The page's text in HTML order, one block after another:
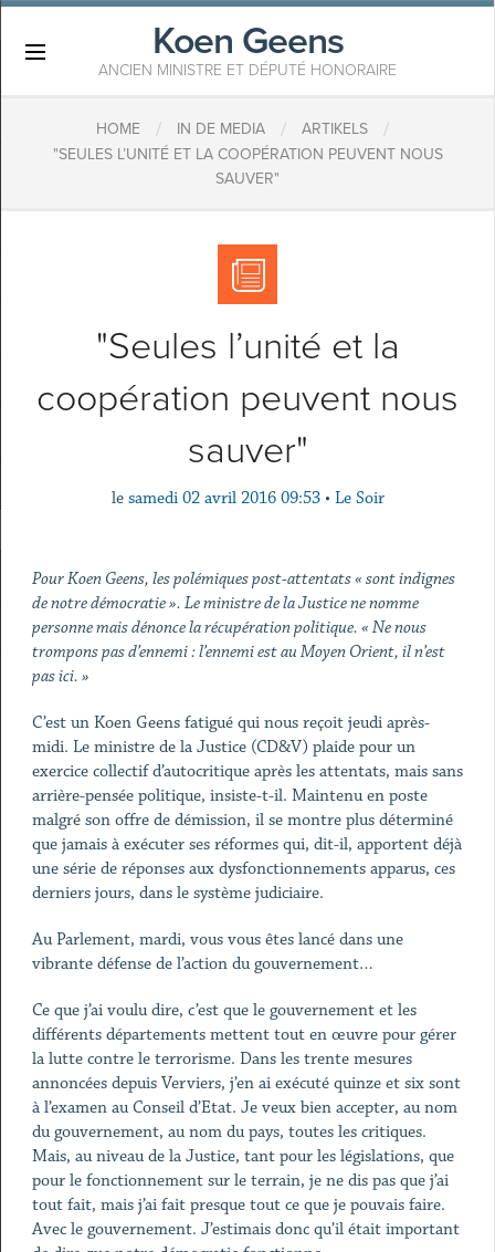
Koen Geens
ANCIEN MINISTRE ET DÉPUTÉ HONORAIRE
HOME / IN DE MEDIA / ARTIKELS /
"SEULES L’UNITÉ ET LA COOPÉRATION PEUVENT NOUS
SAUVER"
"Seules l’unité et la
coopération peuvent nous
sauver"
le samedi 02 avril 2016 09:53 • Le Soir
Pour Koen Geens, les polémiques post-attentats « sont indignes
de notre démocratie ». Le ministre de la Justice ne nomme
personne mais dénonce la récupération politique. « Ne nous
trompons pas d’ennemi : l’ennemi est au Moyen Orient, il n’est
pas ici. »
C’est un Koen Geens fatigué qui nous reçoit jeudi après-
midi. Le ministre de la Justice (CD&V) plaide pour un
exercice collectif d’autocritique après les attentats, mais sans
arrière-pensée politique, insiste-t-il. Maintenu en poste
malgré son offre de démission, il se montre plus déterminé
que jamais à exécuter ses réformes qui, dit-il, apportent déjà
une série de réponses aux dysfonctionnements apparus, ces
derniers jours, dans le système judiciaire.
Au Parlement, mardi, vous vous êtes lancé dans une
vibrante défense de l’action du gouvernement…
Ce que j’ai voulu dire, c’est que le gouvernement et les
différents départements mettent tout en œuvre pour gérer
la lutte contre le terrorisme. Dans les trente mesures
annoncées depuis Verviers, j’en ai exécuté quinze et six sont
à l’examen au Conseil d’Etat. Je veux bien accepter, au nom
du gouvernement, au nom du pays, toutes les critiques.
Mais, au niveau de la Justice, tant pour les législations, que
pour le fonctionnement sur le terrain, je ne dis pas que j’ai
tout fait, mais j’ai fait presque tout ce que je pouvais faire.
Avec le gouvernement. J’estimais donc qu’il était important